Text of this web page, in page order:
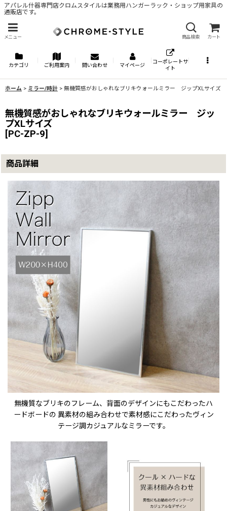
アパレル什器専門店クロムスタイルは業務用ハンガーラック・ショップ用家具の
通販店です。
メニュー 商品検索 カート
カテゴリ ご利用案内 問い合わせ マイページ
コーポレートサ
イト
ホーム > ミラー/時計 > 無機質感がおしゃれなブリキウォールミラー ジップXLサイズ
無機質感がおしゃれなブリキウォールミラー ジッ
プXLサイズ
[PC-ZP-9]
商品詳細
無機質なブリキのフレーム、背面のデザインにもこだわったハ
ードボードの 異素材の組み合わせで素材感にこだわったヴィン
テージ調カジュアルなミラーです。